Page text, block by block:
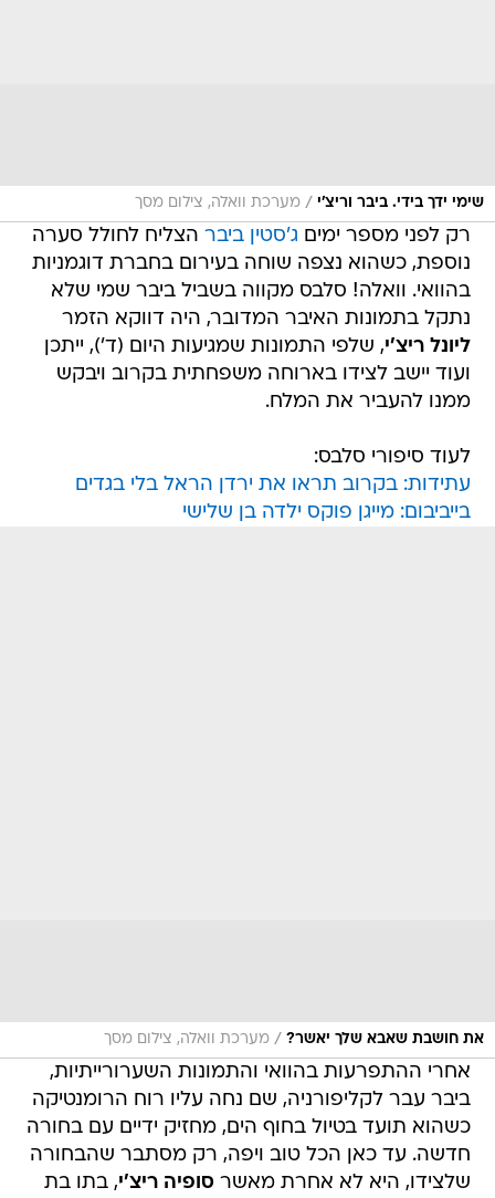
שימי ידך בידי. ביבר וריצ'י / מערכת וואלה, צילום מסך
רק לפני מספר ימים ג'סטין ביבר הצליח לחולל סערה
נוספת, כשהוא נצפה שוחה בעירום בחברת דוגמניות
בהוואי. וואלה! סלבס מקווה בשביל ביבר שמי שלא
נתקל בתמונות האיבר המדובר, היה דווקא הזמר
ליונל ריצ'י, שלפי התמונות שמגיעות היום (ד'), ייתכן
ועוד יישב לצידו בארוחה משפחתית בקרוב ויבקש
ממנו להעביר את המלח.
לעוד סיפורי סלבס:
עתידות: בקרוב תראו את ירדן הראל בלי בגדים
בייביבום: מייגן פוקס ילדה בן שלישי
את חושבת שאבא שלך יאשר? / מערכת וואלה, צילום מסך
אחרי ההתפרעות בהוואי והתמונות השערורייתיות,
ביבר עבר לקליפורניה, שם נחה עליו רוח הרומנטיקה
כשהוא תועד בטיול בחוף הים, מחזיק ידיים עם בחורה
חדשה. עד כאן הכל טוב ויפה, רק מסתבר שהבחורה
שלצידו, היא לא אחרת מאשרסופיה ריצ'י, בתו בת